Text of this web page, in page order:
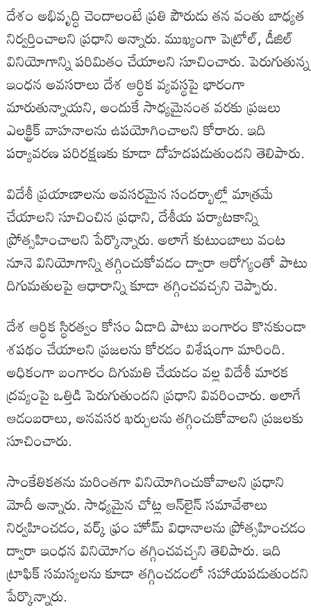
దేశం అభివృద్ధి చెందాలంటే ప్రతి పౌరుడు తన వంతు బాధ్యత
నిర్వర్తించాలని ప్రధాని అన్నారు. ముఖ్యంగా పెట్రోల్, డీజిల్
వినియోగాన్ని పరిమితం చేయాలని సూచించారు. పెరుగుతున్న
ఇంధన అవసరాలు దేశ ఆర్థిక వ్యవస్థపై భారంగా
మారుతున్నాయని, అందుకే సాధ్యమైనంత వరకు ప్రజలు
ఎలక్ట్రిక్ వాహనాలను ఉపయోగించాలని కోరారు. ఇది
పర్యావరణ పరిరక్షణకు కూడా దోహదపడుతుందని తెలిపారు.
విదేశీ ప్రయాణాలను అవసరమైన సందర్భాల్లో మాత్రమే
చేయాలని సూచించిన ప్రధాని, దేశీయ పర్యాటకాన్ని
ప్రోత్సహించాలని పేర్కొన్నారు. అలాగే కుటుంబాలు వంట
నూనె వినియోగాన్ని తగ్గించుకోవడం ద్వారా ఆరోగ్యంతో పాటు
దిగుమతులపై ఆధారాన్ని కూడా తగ్గించవచ్చని చెప్పారు.
దేశ ఆర్థిక స్థిరత్వం కోసం ఏడాది పాటు బంగారం కొనకుండా
శపథం చేయాలని ప్రజలను కోరడం విశేషంగా మారింది.
అధికంగా బంగారం దిగుమతి చేయడం వల్ల విదేశీ మారక
ద్రవ్యంపై ఒత్తిడి పెరుగుతుందని ప్రధాని వివరించారు. అలాగే
ఆడంబరాలు, అనవసర ఖర్చులను తగ్గించుకోవాలని ప్రజలకు
సూచించారు.
సాంకేతికతను మరింతగా వినియోగించుకోవాలని ప్రధాని
మోదీ అన్నారు. సాధ్యమైన చోట్ల ఆన్‌లైన్ సమావేశాలు
నిర్వహించడం, వర్క్ ఫ్రం హోమ్ విధానాలను ప్రోత్సహించడం
ద్వారా ఇంధన వినియోగం తగ్గించవచ్చని తెలిపారు. ఇది
ట్రాఫిక్ సమస్యలను కూడా తగ్గించడంలో సహాయపడుతుందని
పేర్కొన్నారు.